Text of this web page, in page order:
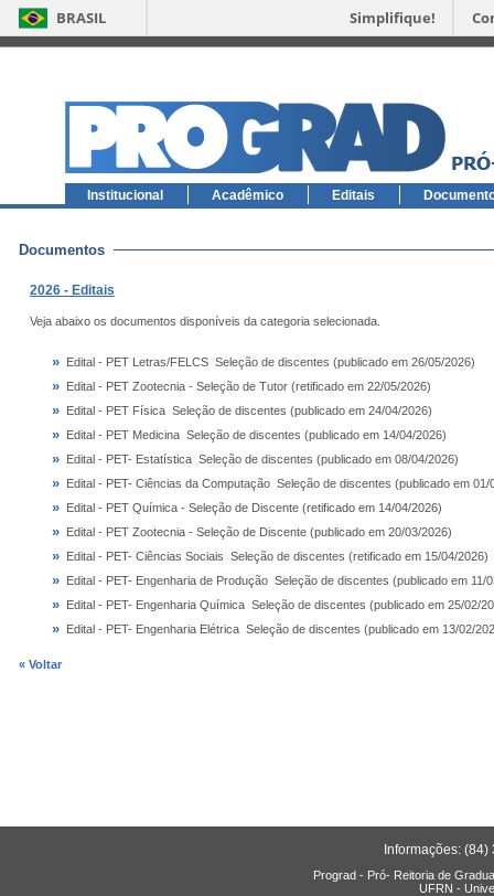
BRASIL Simplifique!
Institucional Acadêmico Editais
Documentos
2026 - Editais
Veja abaixo os documentos disponíveis da categoria selecionada.
» Edital - PET Letras/FELCS  Seleção de discentes (publicado em 26/05/2026)
» Edital - PET Zootecnia - Seleção de Tutor (retificado em 22/05/2026)
» Edital - PET Física  Seleção de discentes (publicado em 24/04/2026)
» Edital - PET Medicina  Seleção de discentes (publicado em 14/04/2026)
» Edital - PET- Estatística  Seleção de discentes (publicado em 08/04/2026)
» Edital - PET- Ciências da Computação  Seleção de discentes (publicado em 01/
» Edital - PET Química - Seleção de Discente (retificado em 14/04/2026)
» Edital - PET Zootecnia - Seleção de Discente (publicado em 20/03/2026)
» Edital - PET- Ciências Sociais  Seleção de discentes (retificado em 15/04/2026)
» Edital - PET- Engenharia de Produção  Seleção de discentes (publicado em 11/
» Edital - PET- Engenharia Química  Seleção de discentes (publicado em 25/02/
» Edital - PET- Engenharia Elétrica  Seleção de discentes (publicado em 13/02/
« Voltar
Informações:
Prograd - Pró- Reitoria de
UFRN -